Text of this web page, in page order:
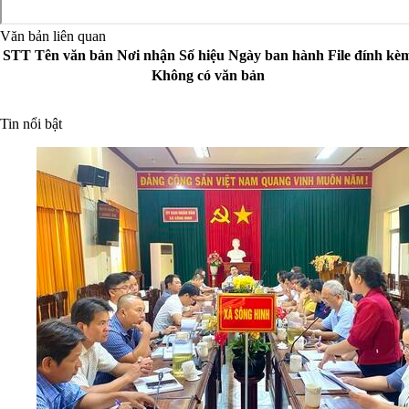
Văn bản liên quan
STT Tên văn bản Nơi nhận Số hiệu Ngày ban hành File đính
Không có văn bản
Tin nổi bật